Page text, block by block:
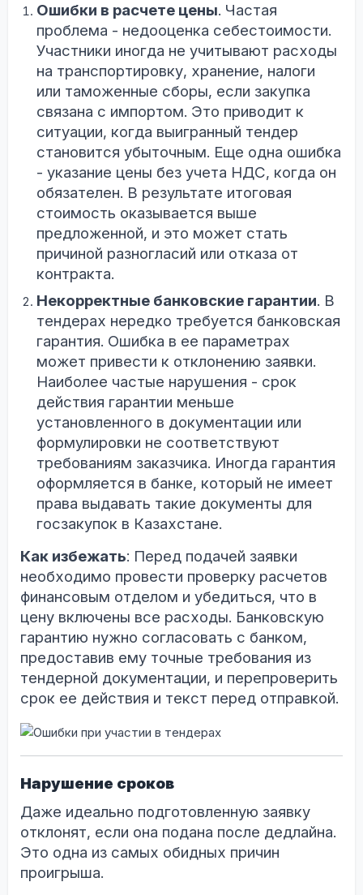
Ошибки в расчете цены. Частая
проблема - недооценка себестоимости.
Участники иногда не учитывают расходы
на транспортировку, хранение, налоги
или таможенные сборы, если закупка
связана с импортом. Это приводит к
ситуации, когда выигранный тендер
становится убыточным. Еще одна ошибка
- указание цены без учета НДС, когда он
обязателен. В результате итоговая
стоимость оказывается выше
предложенной, и это может стать
причиной разногласий или отказа от
контракта.
Некорректные банковские гарантии. В
тендерах нередко требуется банковская
гарантия. Ошибка в ее параметрах
может привести к отклонению заявки.
Наиболее частые нарушения - срок
действия гарантии меньше
установленного в документации или
формулировки не соответствуют
требованиям заказчика. Иногда гарантия
оформляется в банке, который не имеет
права выдавать такие документы для
госзакупок в Казахстане.
Как избежать: Перед подачей заявки
необходимо провести проверку расчетов
финансовым отделом и убедиться, что в
цену включены все расходы. Банковскую
гарантию нужно согласовать с банком,
предоставив ему точные требования из
тендерной документации, и перепроверить
срок ее действия и текст перед отправкой.
Нарушение сроков
Даже идеально подготовленную заявку
отклонят, если она подана после дедлайна.
Это одна из самых обидных причин
проигрыша.